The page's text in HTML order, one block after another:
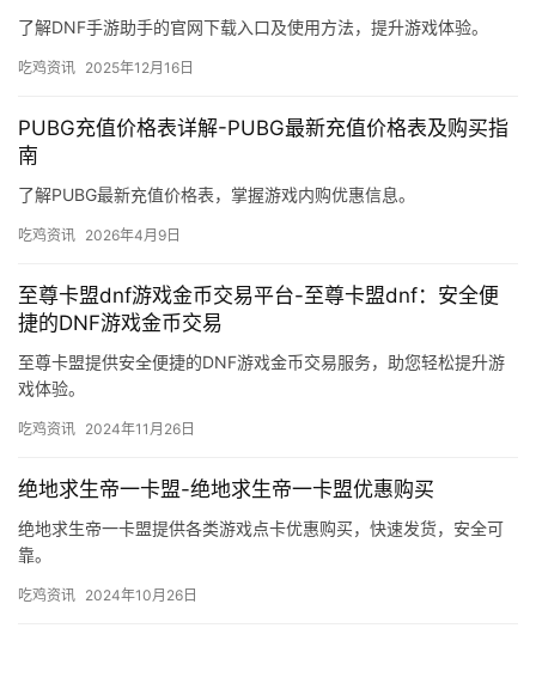
了解DNF手游助手的官网下载入口及使用方法，提升游戏体验。
吃鸡资讯 2025年12月16日
PUBG充值价格表详解-PUBG最新充值价格表及购买指
南
了解PUBG最新充值价格表，掌握游戏内购优惠信息。
吃鸡资讯 2026年4月9日
至尊卡盟dnf游戏金币交易平台-至尊卡盟dnf：安全便
捷的DNF游戏金币交易
至尊卡盟提供安全便捷的DNF游戏金币交易服务，助您轻松提升游
戏体验。
吃鸡资讯 2024年11月26日
绝地求生帝一卡盟-绝地求生帝一卡盟优惠购买
绝地求生帝一卡盟提供各类游戏点卡优惠购买，快速发货，安全可
靠。
吃鸡资讯 2024年10月26日